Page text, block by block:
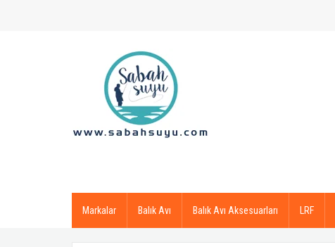
Markalar Balık Avı Balık Avı Aksesuarları LRF